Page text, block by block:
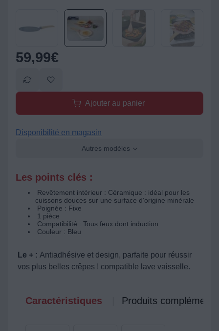
59,99€
Ajouter au panier
Disponibilité en magasin
Autres modèles
Les points clés :
Revêtement intérieur : Céramique : idéal pour les
cuissons douces sur une surface d'origine minérale
Poignée : Fixe
1 pièce
Compatibilité : Tous feux dont induction
Couleur : Bleu
Le + : Antiadhésive et design, parfaite pour réussir
vos plus belles crêpes ! compatible lave vaisselle.
Caractéristiques Produits